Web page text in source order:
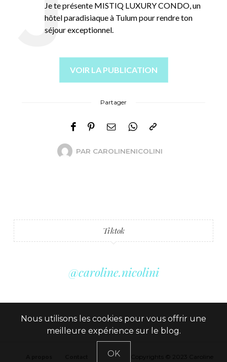
Je te présente MISTIQ LUXURY CONDO, un
hôtel paradisiaque à Tulum pour rendre ton
séjour exceptionnel.
VOIR LA PUBLICATION
Partager
PAR CAROLINENICOLINI
Tiktok
@caroline.nicolini
Copyrights © 2023 Caroline
Nous utilisons les cookies pour vous offrir une
meilleure expérience sur le blog.
OK